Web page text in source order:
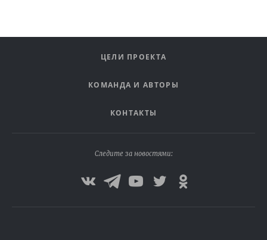
ЦЕЛИ ПРОЕКТА
КОМАНДА И АВТОРЫ
КОНТАКТЫ
Следите за новостями: